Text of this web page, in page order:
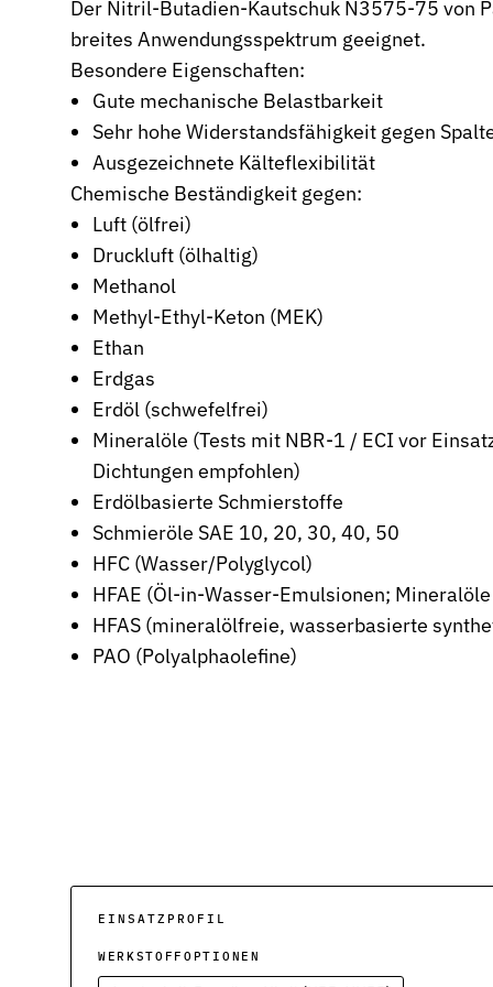
Wehrtechnik & Rüstung
Zuverlässige Dichtungen für sicherheitskritische Systeme
Stangendichtungen
Dichtungen für höchste Ansprüche in Hydraulik und Pneumatik
Kolbendichtungen
Sichere Abdichtung von Kolbenbewegungen in Hydraulik- und
O-Ringe
Universelle Dichtungslösung für vielfältige Anwendungen
Rotationsdichtungen
Dichtungslösungen für rotierende Wellen und Rotoren
Abstreifer
Effektiver Schutz vor Schmutz, Staub und Feuchtigkeit
Präzise Führung von Kolben und Stangen, verhindert Metallkontakt
Stützringe
Anti-Extrusions-Element, schützt O-Ringe bei hohem Druck
Dämpfungsringe
Kontrollierte Endlagendämpfung im Pneumatikzylinder
Flachdichtungen
Individuell entwickelte Dichtungslösungen
Hochleistungsdichtungen für hydraulische Anwendungen
Der Nitril-Butadien-Kautschuk N3575-75 von
breites Anwendungsspektrum geeignet.
Besondere Eigenschaften:
Gute mechanische Belastbarkeit
Sehr hohe Widerstandsfähigkeit gegen
Ausgezeichnete Kälteflexibilität
Chemische Beständigkeit gegen:
Luft (ölfrei)
Druckluft (ölhaltig)
Methanol
Methyl-Ethyl-Keton (MEK)
Ethan
Erdgas
Erdöl (schwefelfrei)
Mineralöle (Tests mit NBR-1 / ECI vor
Dichtungen empfohlen)
Erdölbasierte Schmierstoffe
Schmieröle SAE 10, 20, 30, 40, 50
HFC (Wasser/Polyglycol)
HFAE (Öl-in-Wasser-Emulsionen;
HFAS (mineralölfreie, wasserbasierte
PAO (Polyalphaolefine)
EINSATZPROFIL
WERKSTOFFOPTIONEN